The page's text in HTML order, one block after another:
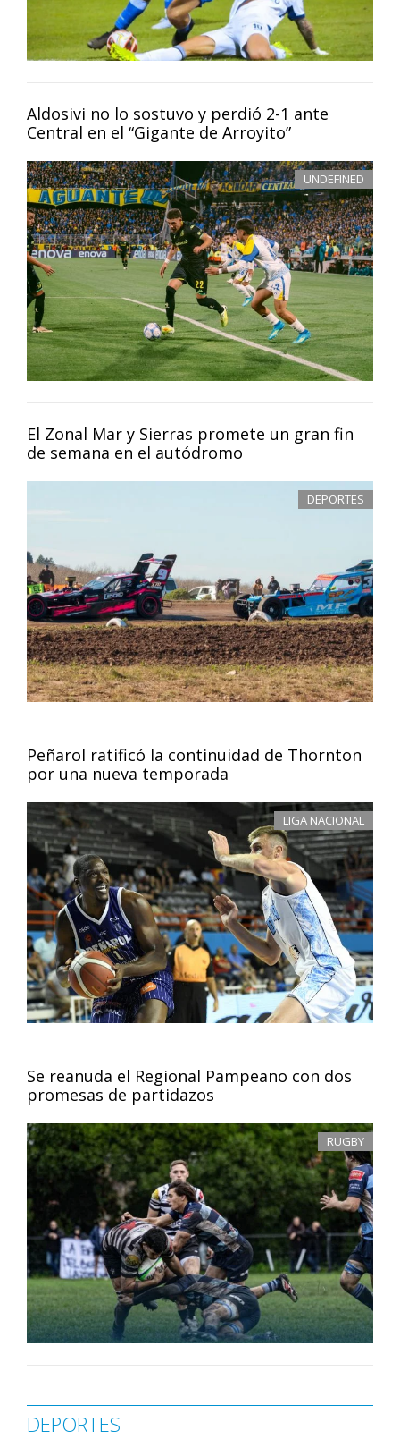
Aldosivi no lo sostuvo y perdió 2-1 ante
Central en el “Gigante de Arroyito”
UNDEFINED
El Zonal Mar y Sierras promete un gran fin
de semana en el autódromo
DEPORTES
Peñarol ratificó la continuidad de Thornton
por una nueva temporada
LIGA NACIONAL
Se reanuda el Regional Pampeano con dos
promesas de partidazos
RUGBY
DEPORTES